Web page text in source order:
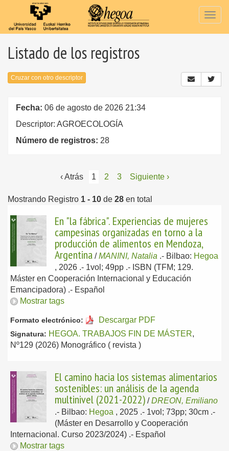
Listado de los registros
Cruzar con otro descriptor
Fecha: 06 de agosto de 2026 21:34
Descriptor: AGROECOLOGÍA
Número de registros: 28
‹ Atrás 1 2 3 Siguiente ›
Mostrando Registro 1 - 10 de 28 en total
En "la fábrica". Experiencias de mujeres
campesinas organizadas en torno a la
producción de alimentos en Mendoza,
Argentina /MANINI, Natalia .- Bilbao: Hegoa
, 2026 .- 1vol; 49pp .- ISBN (TFM; 129.
Máster en Cooperación Internacional y Educación
Emancipadora) .- Español
Mostrar tags
Formato electrónico: Descargar PDF
Signatura: HEGOA. TRABAJOS FIN DE MÁSTER,
Nº129 (2026) Monográfico ( revista )
El camino hacia los sistemas alimentarios
sostenibles: un análisis de la agenda
multinivel (2021-2022) /DREON, Emiliano
.- Bilbao: Hegoa , 2025 .- 1vol; 73pp; 30cm .-
(Máster en Desarrollo y Cooperación
Internacional. Curso 2023/2024) .- Español
Mostrar tags